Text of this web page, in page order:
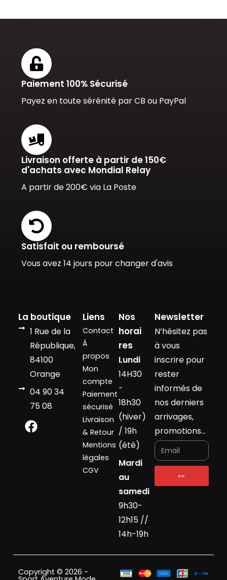
Paiement 100% Sécurisé
Payez en toute sérénité par CB ou PayPal
Livraison offerte à partir de 150€
d'achats avec Mondial Relay
A partir de 200€ via La Poste
Satisfait ou remboursé
Vous avez 14 jours pour changer d'avis
La boutique
1 Rue de la
République,
84100
Orange
04 90 34
75 08
Liens
Contact
À
propos
Mon
compte
Paiement
sécurisé
Livraison
& Retour
Mentions
légales
CGV
Nos
horai
res
Lundi
14H30
-
18h30
(hiver)
/ 19h
(été)
Mardi
au
samedi
9h30-
12h15 //
14h-19h
Newsletter
N’hésitez pas
à vous
inscrire pour
rester
informés de
nos derniers
arrivages,
promotions…
>>
Copyright © 2026 -